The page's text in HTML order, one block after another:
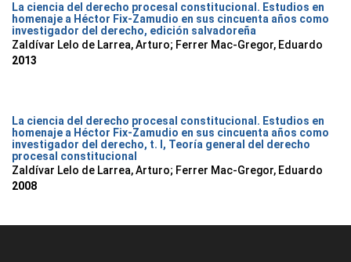
La ciencia del derecho procesal constitucional. Estudios en
homenaje a Héctor Fix-Zamudio en sus cincuenta años como
investigador del derecho, edición salvadoreña
Zaldívar Lelo de Larrea, Arturo; Ferrer Mac-Gregor, Eduardo
2013
La ciencia del derecho procesal constitucional. Estudios en
homenaje a Héctor Fix-Zamudio en sus cincuenta años como
investigador del derecho, t. I, Teoría general del derecho
procesal constitucional
Zaldívar Lelo de Larrea, Arturo; Ferrer Mac-Gregor, Eduardo
2008